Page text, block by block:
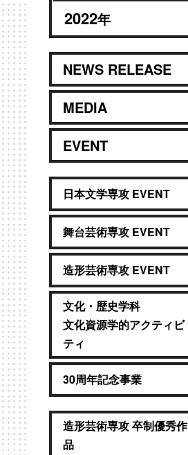
2022年
NEWS RELEASE
MEDIA
EVENT
日本文学専攻 EVENT
舞台芸術専攻 EVENT
造形芸術専攻 EVENT
文化・歴史学科
文化資源学的アクティビ
ティ
30周年記念事業
造形芸術専攻 卒制優秀作
品